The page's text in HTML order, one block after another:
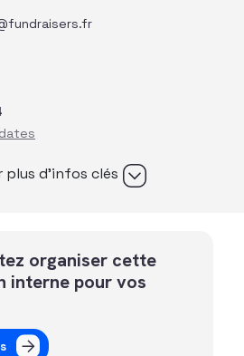
plus d’infos clés
organiser cette
interne pour vos